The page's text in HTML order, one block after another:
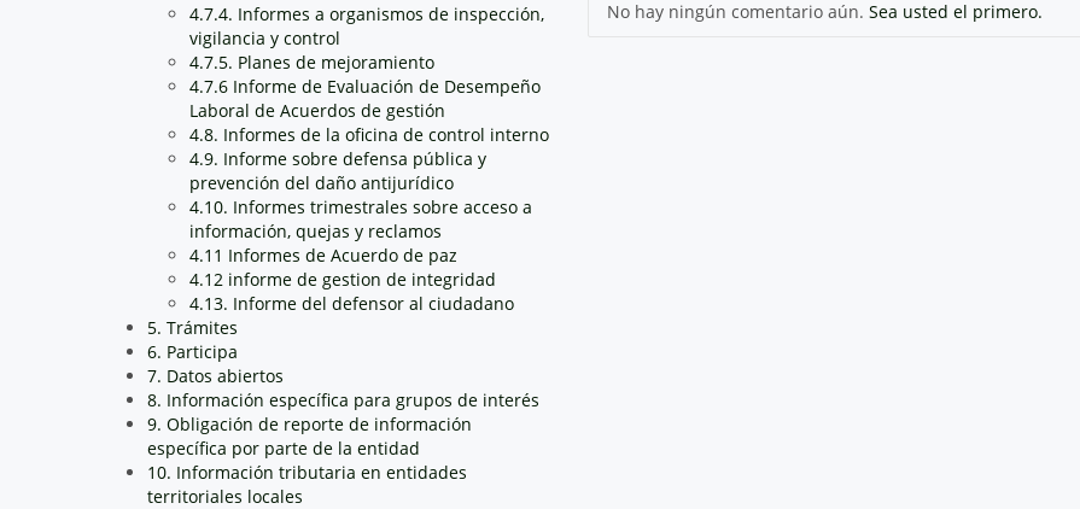
4.7.4. Informes a organismos de inspección,
vigilancia y control
4.7.5. Planes de mejoramiento
4.7.6 Informe de Evaluación de Desempeño
Laboral de Acuerdos de gestión
4.8. Informes de la oficina de control interno
4.9. Informe sobre defensa pública y
prevención del daño antijurídico
4.10. Informes trimestrales sobre acceso a
información, quejas y reclamos
4.11 Informes de Acuerdo de paz
4.12 informe de gestion de integridad
4.13. Informe del defensor al ciudadano
5. Trámites
6. Participa
7. Datos abiertos
8. Información específica para grupos de interés
9. Obligación de reporte de información
específica por parte de la entidad
10. Información tributaria en entidades
territoriales locales
No hay ningún comentario aún. Sea usted el primero.